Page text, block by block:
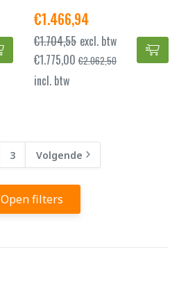
ICL Sierrablen + 19-5-18
€1.466,94
€1.704,55 excl. btw
€1.775,00 €2.062,50
incl. btw
3 Volgende
Open filters